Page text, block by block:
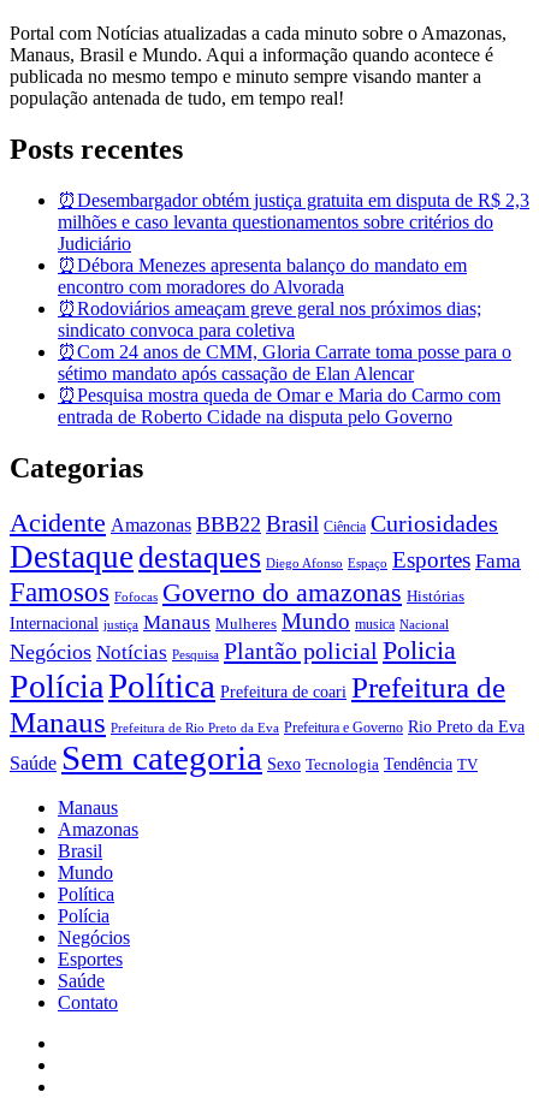
Portal com Notícias atualizadas a cada minuto sobre o Amazonas,
Manaus, Brasil e Mundo. Aqui a informação quando acontece é
publicada no mesmo tempo e minuto sempre visando manter a
população antenada de tudo, em tempo real!
Posts recentes
⏰Desembargador obtém justiça gratuita em disputa de R$ 2,3
milhões e caso levanta questionamentos sobre critérios do
Judiciário
⏰Débora Menezes apresenta balanço do mandato em
encontro com moradores do Alvorada
⏰Rodoviários ameaçam greve geral nos próximos dias;
sindicato convoca para coletiva
⏰Com 24 anos de CMM, Gloria Carrate toma posse para o
sétimo mandato após cassação de Elan Alencar
⏰Pesquisa mostra queda de Omar e Maria do Carmo com
entrada de Roberto Cidade na disputa pelo Governo
Categorias
Acidente Amazonas BBB22 Brasil Ciência Curiosidades
Destaque destaques Diego Afonso Espaço Esportes Fama
Famosos Fofocas Governo do amazonas Histórias
Internacional justiça Manaus Mulheres Mundo musica Nacional
Negócios Notícias Pesquisa Plantão policial Policia
PolíciaPolítica Prefeitura de coari Prefeitura de
Manaus Prefeitura de Rio Preto da Eva Prefeitura e Governo Rio Preto da Eva
Saúde Sem categoria Sexo Tecnologia Tendência TV
Manaus
Amazonas
Brasil
Mundo
Política
Polícia
Negócios
Esportes
Saúde
Contato